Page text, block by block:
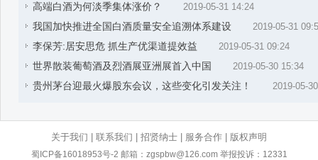
高端白酒为何淡季集体涨价？ 2019-05-31 14:24
我国加快推进全国白酒质量安全追溯体系建设 2019-05-31
李保芳:居安思危 抓生产优渠道提效益 2019-05-31 09:24
世界散装葡萄酒及烈酒展亚洲展首入中国 2019-05-30 15:34
贵州茅台迎最火爆股东会议，这些变化引发关注！ 2019-05-
关于我们 联系我们 招贤纳士 服务合作 版权声明
蜀ICP备16018953号-2 邮箱：zgspbw@126.com 举报投诉：12331